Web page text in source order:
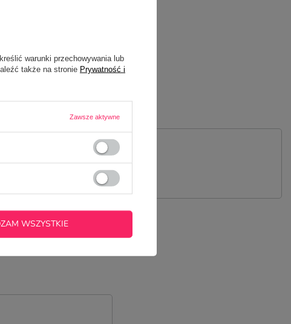
warunki przechowywania lub
także na stronie Prywatność i
Zawsze aktywne
WSZYSTKIE